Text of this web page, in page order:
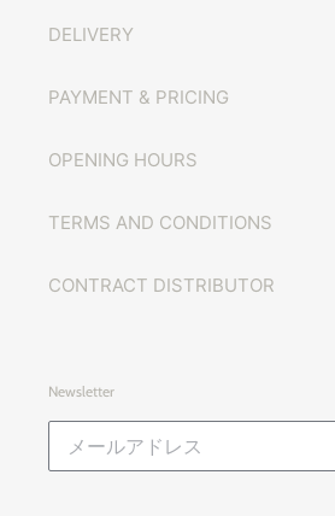
DELIVERY
PAYMENT & PRICING
OPENING HOURS
TERMS AND CONDITIONS
CONTRACT DISTRIBUTOR
Newsletter